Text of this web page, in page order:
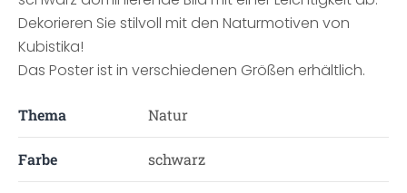
Dekorieren Sie stilvoll mit den Naturmotiven von
Kubistika!
Das Poster ist in verschiedenen Größen erhältlich.
Thema Natur
Farbe schwarz